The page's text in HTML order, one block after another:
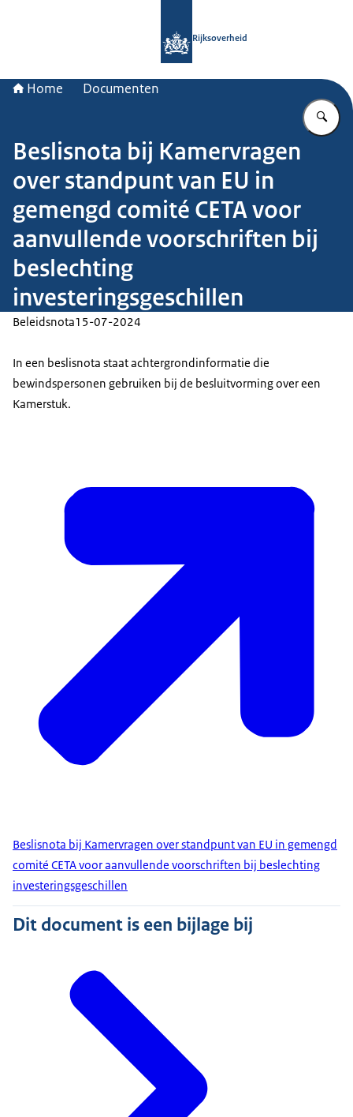
Rijksoverheid
Home Documenten
Beslisnota bij Kamervragen
over standpunt van EU in
gemengd comité CETA voor
aanvullende voorschriften bij
beslechting
investeringsgeschillen
Beleidsnota15-07-2024
In een beslisnota staat achtergrondinformatie die
bewindspersonen gebruiken bij de besluitvorming over een
Kamerstuk.
Beslisnota bij Kamervragen over standpunt van EU in gemengd
comité CETA voor aanvullende voorschriften bij beslechting
investeringsgeschillen
Dit document is een bijlage bij